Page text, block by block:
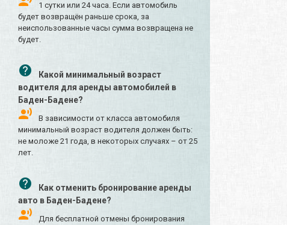
1 сутки или 24 часа. Если автомобиль
будет возвращён раньше срока, за
неиспользованные часы сумма возвращена не
будет.
Какой минимальный возраст
водителя для аренды автомобилей в
Баден-Бадене?
В зависимости от класса автомобиля
минимальный возраст водителя должен быть:
не моложе 21 года, в некоторых случаях – от 25
лет.
Как отменить бронирование аренды
авто в Баден-Бадене?
Для бесплатной отмены бронирования